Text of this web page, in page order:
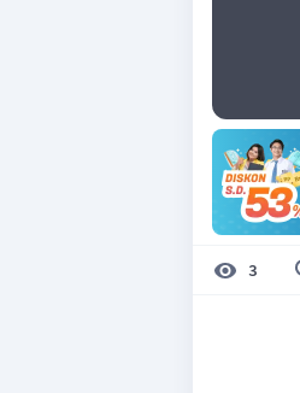
3